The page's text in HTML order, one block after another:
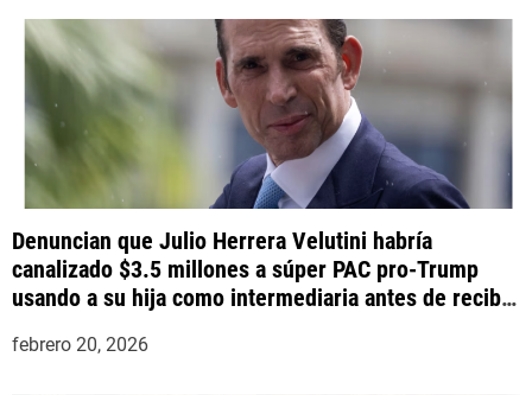
Denuncian que Julio Herrera Velutini habría
canalizado $3.5 millones a súper PAC pro-Trump
usando a su hija como intermediaria antes de recibir
febrero 20, 2026